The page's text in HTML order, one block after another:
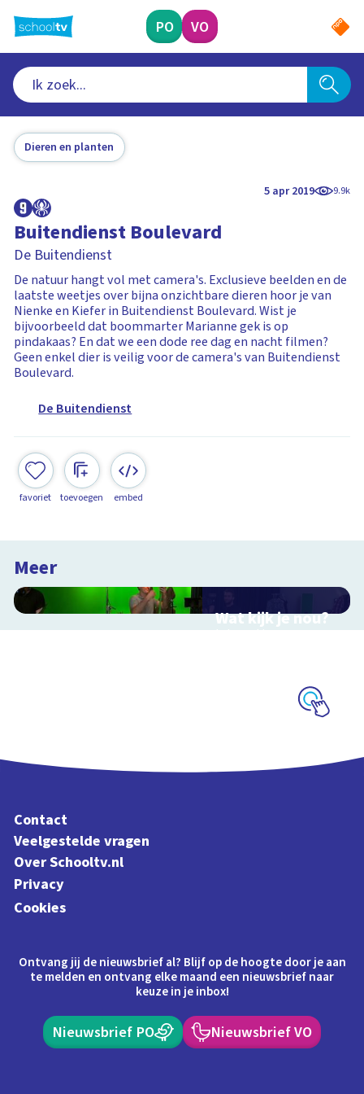
naar
hoofdinhoud
PO VO
Dieren en planten
5 apr 2019 9.9k
Buitendienst Boulevard
De Buitendienst
De natuur hangt vol met camera's. Exclusieve beelden en de
laatste weetjes over bijna onzichtbare dieren hoor je van
Nienke en Kiefer in Buitendienst Boulevard. Wist je
bijvoorbeeld dat boommarter Marianne gek is op
pindakaas? En dat we een dode ree dag en nacht filmen?
Geen enkel dier is veilig voor de camera's van Buitendienst
Boulevard.
De Buitendienst
favoriet toevoegen embed
Meer
Wat kijk je nou?
Interactieve
Contact
Veelgestelde vragen
Over Schooltv.nl
Privacy
Cookies
Ontvang jij de nieuwsbrief al? Blijf op de hoogte door je aan
te melden en ontvang elke maand een nieuwsbrief naar
keuze in je inbox!
Nieuwsbrief PO Nieuwsbrief VO